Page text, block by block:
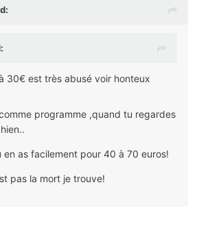
30€ est très abusé voir honteux
programme ,quand tu regardes
en as facilement pour 40 à 70 euros!
pas la mort je trouve!